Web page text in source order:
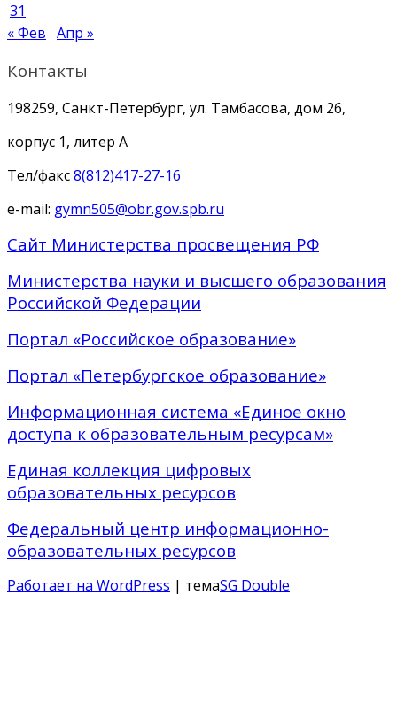
31
« Фев Апр »
Контакты
198259, Санкт-Петербург, ул. Тамбасова, дом 26,
корпус 1, литер А
Тел/факс8(812)417-27-16
e-mail: gymn505@obr.gov.spb.ru
Сайт Министерства просвещения РФ
Министерства науки и высшего образования
Российской Федерации
Портал «Российское образование»
Портал «Петербургское образование»
Информационная система «Единое окно
доступа к образовательным ресурсам»
Единая коллекция цифровых
образовательных ресурсов
Федеральный центр информационно-
образовательных ресурсов
Работает на WordPress | темаSG Double